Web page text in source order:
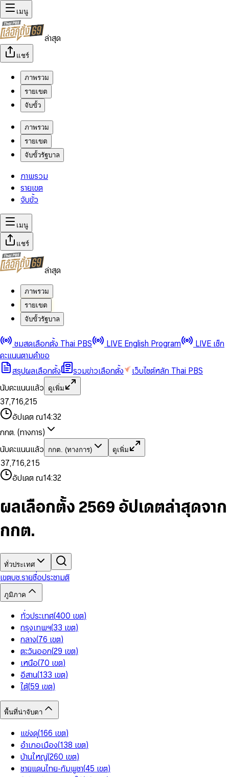
เมนู
ล่าสุด
แชร์
ภาพรวม
รายเขต
จับขั้ว
ภาพรวม
รายเขต
จับขั้วรัฐบาล
ภาพรวม
รายเขต
จับขั้ว
เมนู
แชร์
ล่าสุด
ภาพรวม
รายเขต
จับขั้วรัฐบาล
ชมสดเลือกตั้ง Thai PBS LIVE English Program
LIVE เช็ก
คะแนนตามคำขอ
สรุปผลเลือกตั้ง
รวมข่าวเลือกตั้ง
เว็บไซต์หลัก Thai PBS
นับคะแนนแล้ว
ดูเพิ่ม
0
1
2
3
4
5
6
8
9
0
1
2
3
4
5
6
7
8
9
,
0
1
2
4
6
7
8
9
0
1
2
3
4
5
6
7
8
9
0
1
3
5
6
7
8
9
,
1
2
4
5
7
8
9
0
1
3
4
6
7
8
9
0
2
3
4
5
7
8
อัปเดต ณ14:32
กกต. (ทางการ)
นับคะแนนแล้ว
กกต. (ทางการ) ดูเพิ่ม
0
1
2
3
4
5
7
8
0
1
2
4
5
6
7
8
9
,
0
1
2
4
6
7
8
9
0
1
2
3
5
6
8
9
0
1
3
5
6
7
8
,
1
2
4
6
7
9
0
1
3
5
6
9
0
2
3
4
5
7
9
อัปเดต ณ14:32
ผลเลือกตั้ง 2569 อัปเดตล่าสุดจาก
กกต.
ทั่วประเทศ
เขตบช.รายชื่อประชามติ
ภูมิภาค
ทั่วประเทศ(400 เขต)
กรุงเทพฯ(33 เขต)
กลาง(76 เขต)
ตะวันออก(29 เขต)
เหนือ(70 เขต)
อีสาน(133 เขต)
ใต้(59 เขต)
พื้นที่น่าจับตา
แข่งดุ(166 เขต)
อำเภอเมือง(138 เขต)
บ้านใหญ่(260 เขต)
ชายแดนไทย-กัมพูชา(45 เขต)